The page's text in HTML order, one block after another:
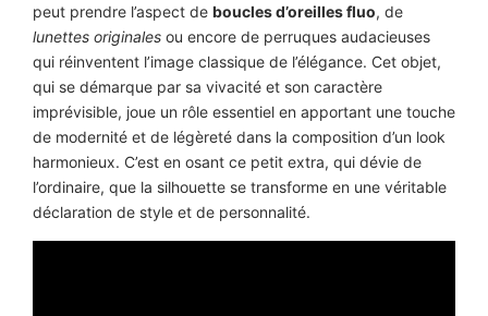
peut prendre l’aspect de boucles d’oreilles fluo, de
lunettes originales ou encore de perruques audacieuses
qui réinventent l’image classique de l’élégance. Cet objet,
qui se démarque par sa vivacité et son caractère
imprévisible, joue un rôle essentiel en apportant une touche
de modernité et de légèreté dans la composition d’un look
harmonieux. C’est en osant ce petit extra, qui dévie de
l’ordinaire, que la silhouette se transforme en une véritable
déclaration de style et de personnalité.